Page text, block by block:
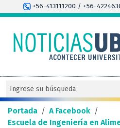
+56-413111200 / +56-
Portada / A Facebook /
Escuela de Ingeniería en